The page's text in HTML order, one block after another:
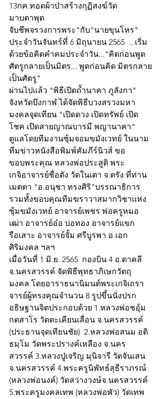
13กค.ทอดผ้าป่าสร้างกุฏิสงฆ์วัด
มาบตาพุด
จับชีพจรวงการพระ"กับ"นายขุนโหร"
ประจำวันจันทร์ที่ 6 มิถุนายน 2565  ...เริ่ม
ด้วยข้อคิดคำคมประจำวัน..."คิดก่อนพูด
ศัตรูกลายเป็นมิตร... พูดก่อนคิด มิตรกลาย
เป็นศัตรู"
ผ่านไปแล้ว "พิธีเปิดถ้ำนาคา ภูลังกา"
จังหวัดบึงกาฬ ได้จัดพิธีบวงสรวงมหา
มงคลจุดเทียน "เปิดดวง เปิดทรัพย์ เปิด
โชค เปิดสายญาณบารมี พญานาคา"
ดูแลโดยทีมงานซุ้มจอมขมังเวทย์ ในนาม
ทีมข่าวหนังสือพิมพ์คัมภีร์นิวส์ ขอ
ขอบพระคุณ หลวงพ่อประสูติ พระ
เกจิอาจารย์ชื่อดัง วัดในเตา จ.ตรัง ที่ท่าน
เมตตา "อ.อนุชา ทรงศิริ"บรรณาธิการ
รวมทั้งขอบคุณทีมฆราวาสมากวิชาแห่ง
ซุ้มขมังเวทย์ อาจารย์เพชร พ่อครูหมอ
เฒ่า อาจารย์อ๋อ บ่อทอง อาจารย์แขก
รือเสาะ อาจารย์จั้ม ศรีบูรพา อ.เอก
ศิริมงคล ฯลฯ
เมื่อวันที่ 1 มิ.ย. 2565  กองบิน 4 อ.ตาคลี
จ.นครสวรรค์ จัดพิธีพุทธาภิเษกวัตถุ
มงคล โดยอาราธนานิมนต์พระเกจิเถรา
จารย์ผู้ทรงคุณจำนวน 8 รูปขึ้นนั่งปรก
อธิษฐานจิตประกอบด้วย 1.หลวงพ่อชอุ้ม
กตสาโร วัดตะเคียนเลื่อน จ.นครสวรรค์
(ประธานจุดเทียนชัย)  2.หลวงพ่อสนม อติ
ธมฺโม วัดพระปรางค์เหลือง จ.นคร
สวรรค์ 3.หลวงปู่เจริญ มุนิจารี วัดจันเสน
จ.นครสวรรค์ 4.พระครูนิพัทธ์สุธีราภรณ์
(หลวงพ่อนงค์) วัดสว่างวงษ์จ.นครสวรรค์
5.พระครูมงคลเทพ (หลวงพ่อพัว) วัดเทพ